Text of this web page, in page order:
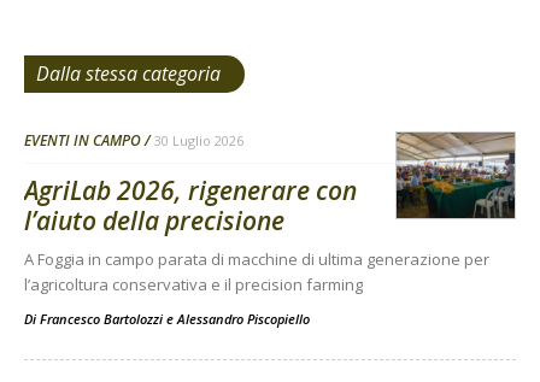
Dalla stessa categoria
EVENTI IN CAMPO 30 Luglio 2026
AgriLab 2026, rigenerare con
l’aiuto della precisione
A Foggia in campo parata di macchine di ultima generazione per
l’agricoltura conservativa e il precision farming
Di Francesco Bartolozzi e Alessandro Piscopiello